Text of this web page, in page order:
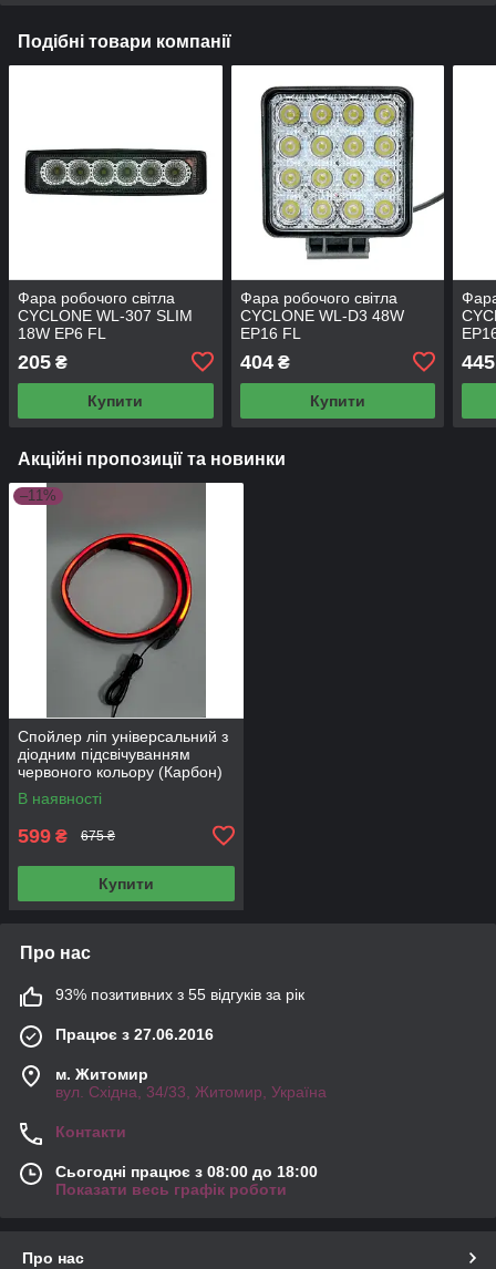
Подібні товари компанії
Фара робочого світла
CYCLONE WL-307 SLIM
18W EP6 FL
205 ₴
Купити
Фара робочого світла
CYCLONE WL-D3 48W
EP16 FL
404₴
Купити
445
Акційні пропозиції та новинки
–11%
Спойлер ліп універсальний з
діодним підсвічуванням
червоного кольору (Карбон)
В наявності
599 ₴ 675 ₴
Купити
Про нас
93% позитивних з 55 відгуків за рік
Працює з 27.06.2016
м. Житомир
вул. Східна, 34/33, Житомир, Україна
Контакти
Сьогодні працює з 08:00 до 18:00
Показати весь графік роботи
Про нас